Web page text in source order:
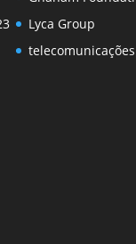
Lyca Group
telecomunicações